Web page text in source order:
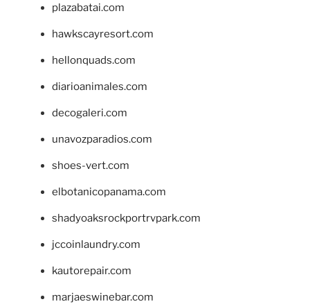
plazabatai.com
hawkscayresort.com
hellonquads.com
diarioanimales.com
decogaleri.com
unavozparadios.com
shoes-vert.com
elbotanicopanama.com
shadyoaksrockportrvpark.com
jccoinlaundry.com
kautorepair.com
marjaeswinebar.com